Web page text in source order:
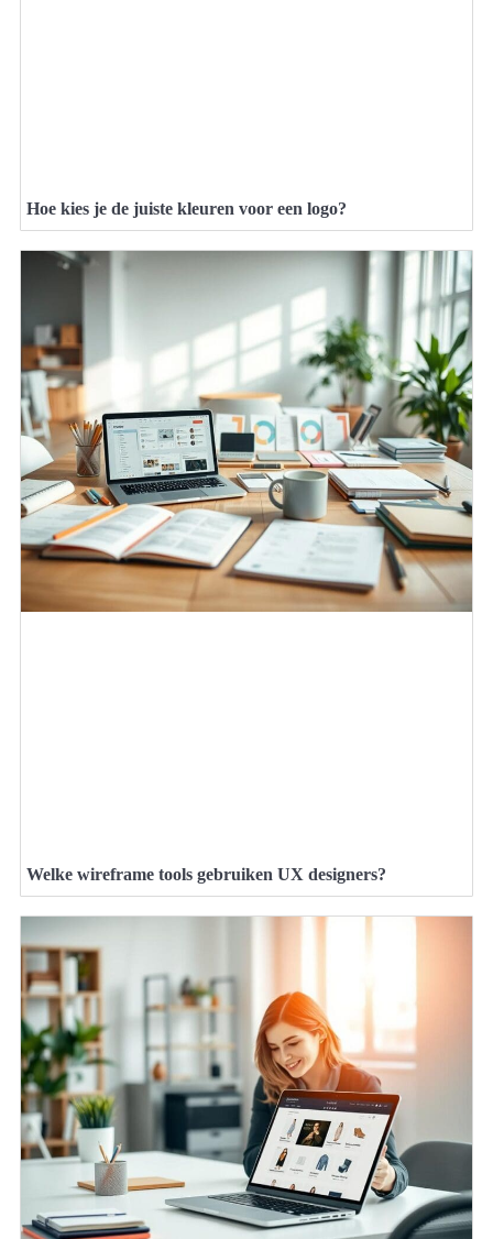
Hoe kies je de juiste kleuren voor een logo?
Welke wireframe tools gebruiken UX designers?